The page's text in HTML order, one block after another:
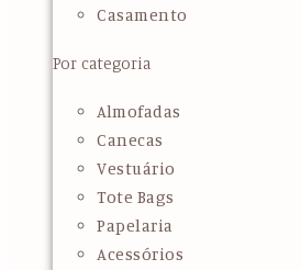
Casamento
Por categoria
Almofadas
Canecas
Vestuário
Tote Bags
Papelaria
Acessórios